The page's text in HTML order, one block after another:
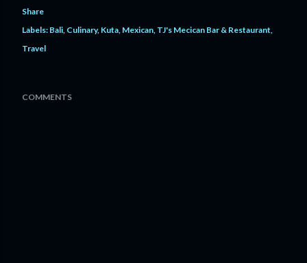
Share
Labels: Bali Culinary Kuta Mexican TJ's Mecican Bar & Restaurant
Travel
COMMENTS